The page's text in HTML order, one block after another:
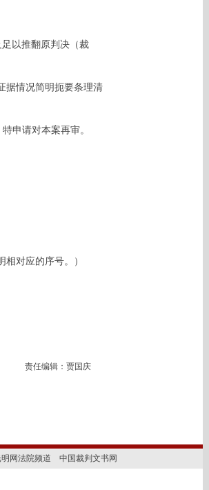
以推翻原判决（裁
情况简明扼要条理清
申请对本案再审。
对应的序号。）
责任编辑：贾国庆
网法院频道
中国裁判文书网